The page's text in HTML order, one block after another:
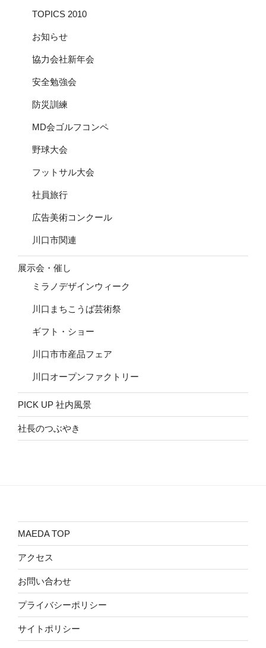
TOPICS 2010
お知らせ
協力会社新年会
安全勉強会
防災訓練
MD会ゴルフコンペ
野球大会
フットサル大会
社員旅行
広告美術コンクール
川口市関連
展示会・催し
ミラノデザインウィーク
川口まちこうば芸術祭
ギフト・ショー
川口市市産品フェア
川口オープンファクトリー
PICK UP 社内風景
社長のつぶやき
MAEDA TOP
アクセス
お問い合わせ
プライバシーポリシー
サイトポリシー